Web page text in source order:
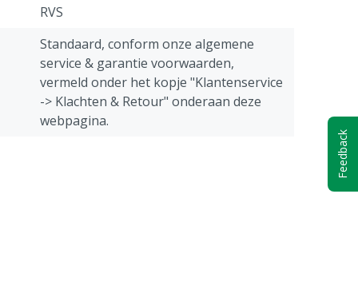
RVS
Standaard, conform onze algemene
service & garantie voorwaarden,
vermeld onder het kopje "Klantenservice
-> Klachten & Retour" onderaan deze
webpagina.
Feedback